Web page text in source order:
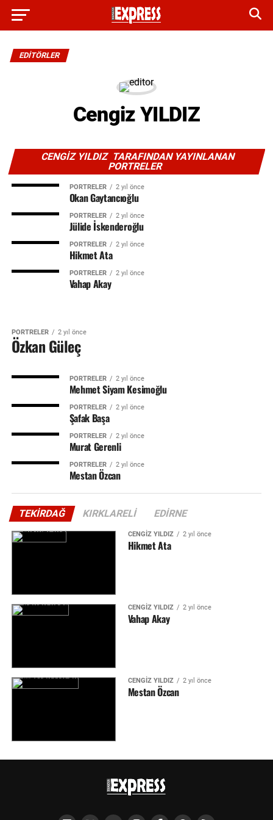
EDITÖRLER
Cengiz YILDIZ
CENGIZ YILDIZ TARAFINDAN YAYINLANAN
PORTRELER
PORTRELER 2 yıl önce
Okan Gaytancıoğlu
PORTRELER 2 yıl önce
Jülide İskenderoğlu
PORTRELER 2 yıl önce
Hikmet Ata
PORTRELER 2 yıl önce
Vahap Akay
PORTRELER 2 yıl önce
Özkan Güleç
PORTRELER 2 yıl önce
Mehmet Siyam Kesimoğlu
PORTRELER 2 yıl önce
Şafak Başa
PORTRELER 2 yıl önce
Murat Gerenli
PORTRELER 2 yıl önce
Mestan Özcan
TEKIRDAĞ KIRKLARELI EDIRNE
CENGIZ YILDIZ 2 yıl önce
Hikmet Ata
CENGIZ YILDIZ 2 yıl önce
Vahap Akay
CENGIZ YILDIZ 2 yıl önce
Mestan Özcan